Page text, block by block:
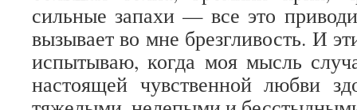
сильные запахи — все это
вызывает во мне брезгливость. И
испытываю, когда моя мысль
настоящей чувственной любви